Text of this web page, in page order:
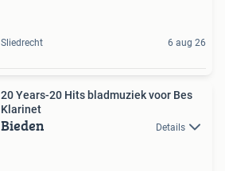
Sliedrecht 6 aug 26
20 Years-20 Hits bladmuziek voor Bes
Klarinet
Bieden Details